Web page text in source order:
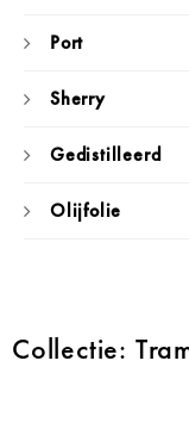
Port
Sherry
Gedistilleerd
Olijfolie
Collectie: